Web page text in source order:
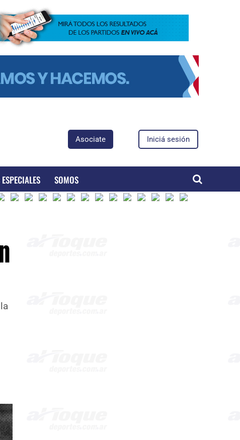
Asociate Iniciá sesión
SOMOS